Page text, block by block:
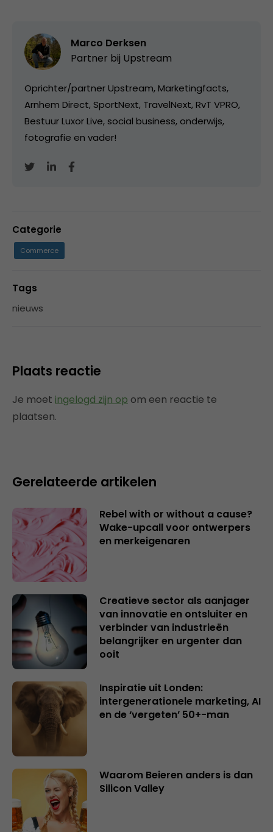
Marco Derksen
Partner bij Upstream
Oprichter/partner Upstream, Marketingfacts,
Arnhem Direct, SportNext, TravelNext, RvT VPRO,
Bestuur Luxor Live, social business, onderwijs,
fotografie en vader!
Categorie
Commerce
Tags
nieuws
Plaats reactie
Je moet ingelogd zijn op om een reactie te
plaatsen.
Gerelateerde artikelen
Rebel with or without a cause?
Wake-upcall voor ontwerpers
en merkeigenaren
Creatieve sector als aanjager
van innovatie en ontsluiter en
verbinder van industrieën
belangrijker en urgenter dan
ooit
Inspiratie uit Londen:
intergenerationele marketing, AI
en de ‘vergeten’ 50+-man
Waarom Beieren anders is dan
Silicon Valley